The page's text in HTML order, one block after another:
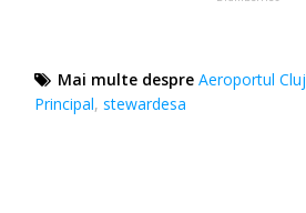
Mai multe despre Aeroportul Cluj
Principal,stewardesa